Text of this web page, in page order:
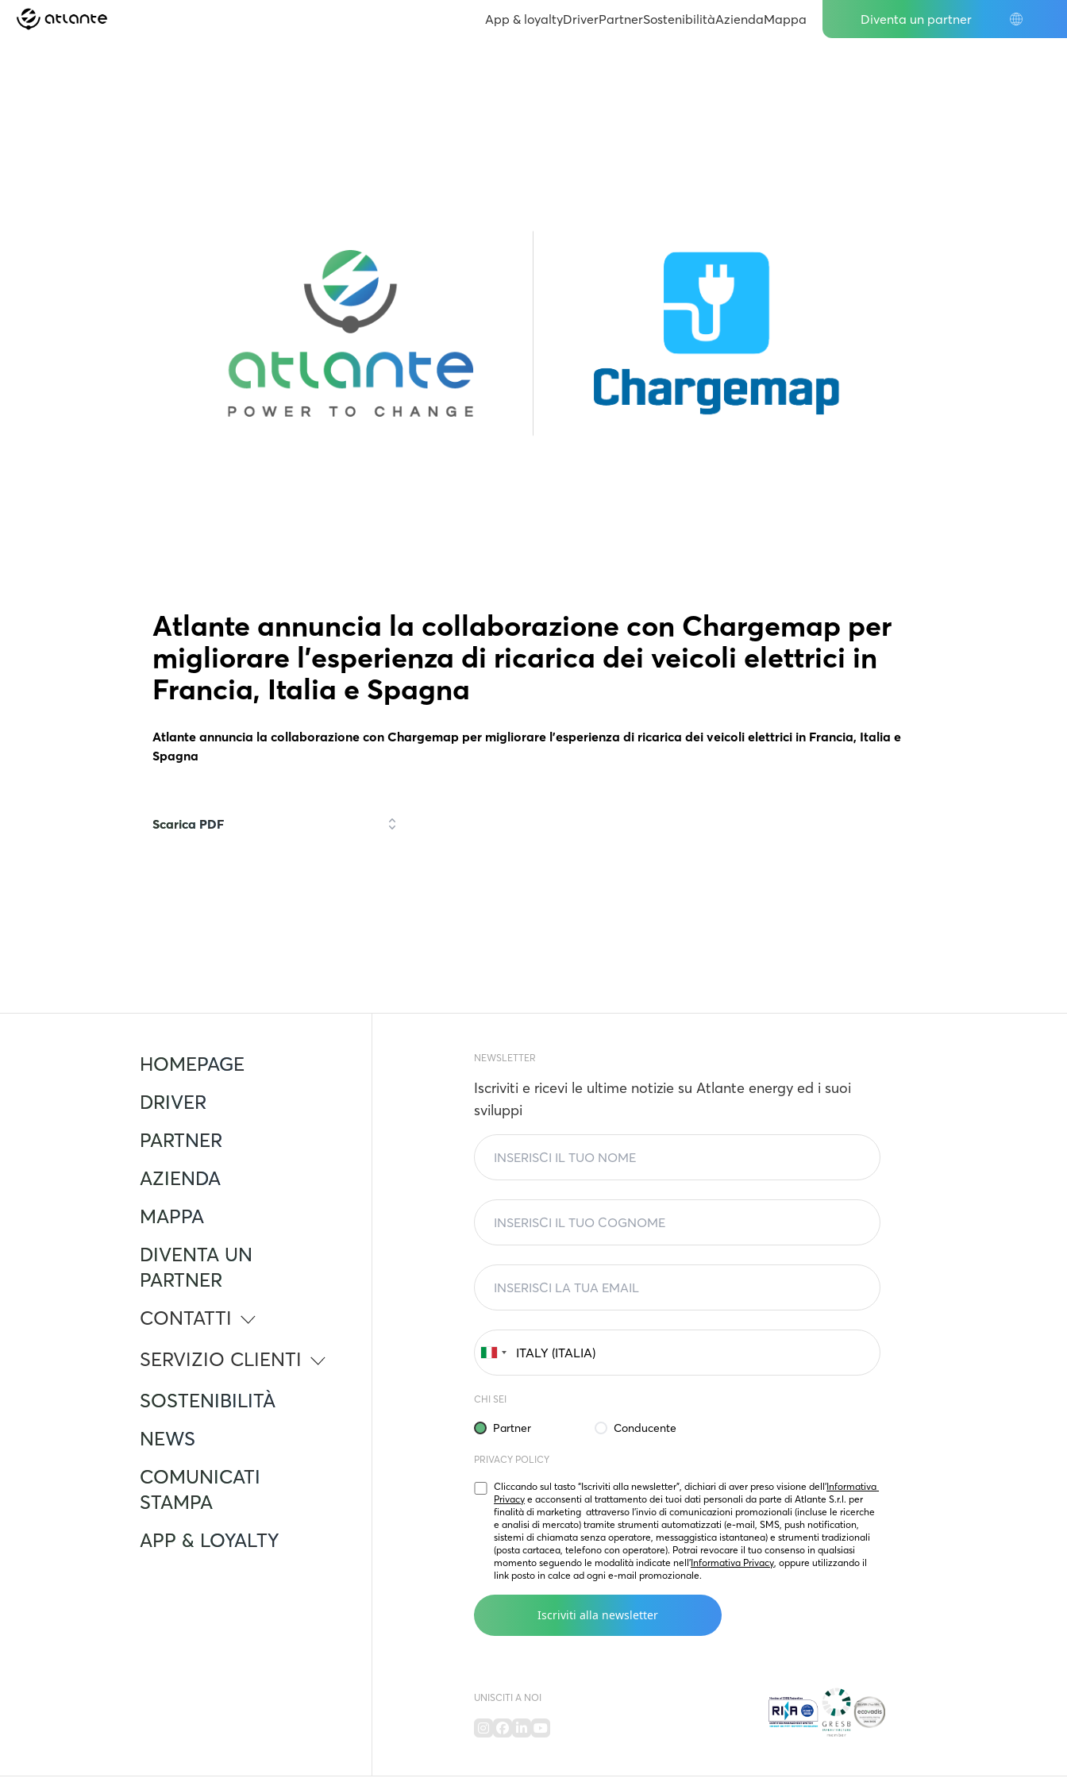
App & loyaltyDriverPartnerSostenibilitàAziendaMappa Diventa un partner
Atlante annuncia la collaborazione con Chargemap per
migliorare l’esperienza di ricarica dei veicoli elettrici in
Francia, Italia e Spagna
Atlante annuncia la collaborazione con Chargemap per migliorare l’esperienza di ricarica dei veicoli elettrici in Francia, Italia e
Spagna
Scarica PDF
HOMEPAGE
DRIVER
PARTNER
AZIENDA
MAPPA
DIVENTA UN
PARTNER
CONTATTI
SERVIZIO CLIENTI
800 961 624
+390282952111
support@atlante.energy
SOSTENIBILITÀ
NEWS
COMUNICATI
STAMPA
APP & LOYALTY
NEWSLETTER
Iscriviti e ricevi le ultime notizie su Atlante energy ed i suoi
sviluppi
CHI SEI
Partner Conducente
PRIVACY POLICY
Cliccando sul tasto “Iscriviti alla newsletter”, dichiari di aver preso visione dell’Informativa
Privacy e acconsenti al trattamento dei tuoi dati personali da parte di Atlante S.r.l. per
finalità di marketing  attraverso l’invio di comunicazioni promozionali (incluse le ricerche
e analisi di mercato) tramite strumenti automatizzati (e-mail, SMS, push notification,
sistemi di chiamata senza operatore, messaggistica istantanea) e strumenti tradizionali
(posta cartacea, telefono con operatore). Potrai revocare il tuo consenso in qualsiasi
momento seguendo le modalità indicate nell’Informativa Privacy, oppure utilizzando il
link posto in calce ad ogni e-mail promozionale.
UNISCITI A NOI